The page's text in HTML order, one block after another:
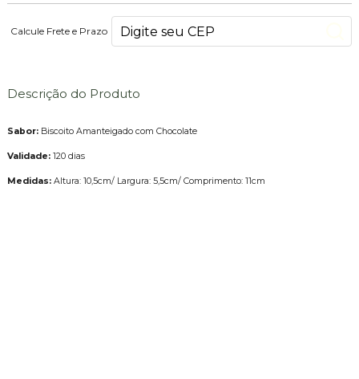
Calcule Frete e Prazo
Descrição do Produto
Sabor:Biscoito Amanteigado com Chocolate
Validade: 120 dias
Medidas: Altura: 10,5cm/ Largura: 5,5cm/ Comprimento: 11cm